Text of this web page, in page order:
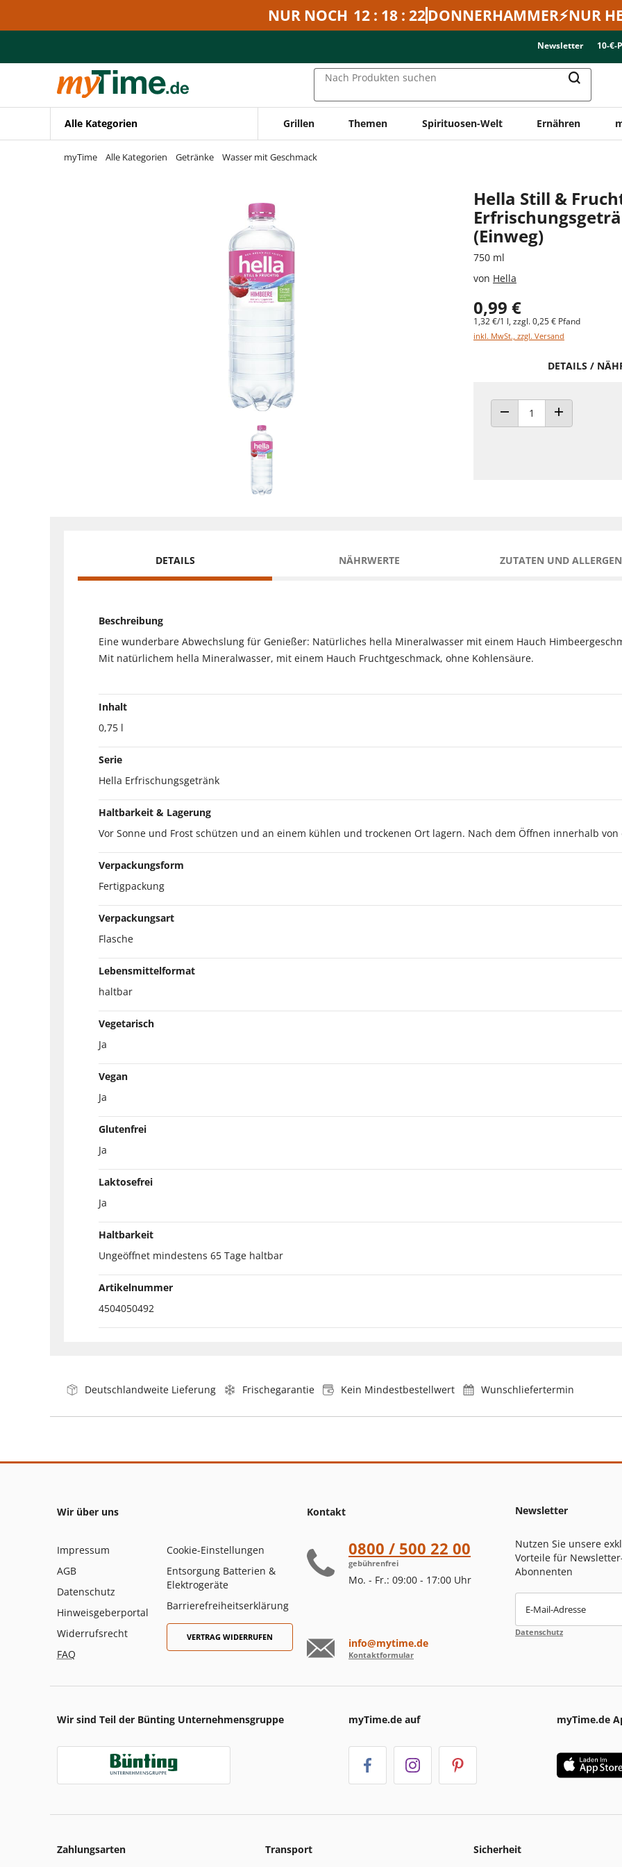
Zur Navigation springen
NUR NOCH 12 : 18 : 22DONNERHAMMER⚡NUR
Newsletter 10-€-
Nach Produkten suchen
Alle Kategorien Grillen Themen Spirituosen-Welt Ernähren
myTime Alle Kategorien Getränke Wasser mit Geschmack
Hella Still &
(Einweg)
750 ml
von Hella
0,99 €
1,32 €/1 l, zzgl. 0,25 € Pfand
inkl. MwSt., zzgl. Versand
DETAILS /
ANZAHL VERRINGERN
ANZAHL
DETAILS NÄHRWERTE ZUTATEN UND
Beschreibung
Eine wunderbare Abwechslung für Genießer: Natürliches hella Mineralwasser mit einem Hauch
Mit natürlichem hella Mineralwasser, mit einem Hauch Fruchtgeschmack, ohne Kohlensäure.
Inhalt
0,75 l
Serie
Hella Erfrischungsgetränk
Haltbarkeit & Lagerung
Vor Sonne und Frost schützen und an einem kühlen und trockenen Ort lagern. Nach dem Öffnen innerhalb
Verpackungsform
Fertigpackung
Verpackungsart
Flasche
Lebensmittelformat
haltbar
Vegetarisch
Ja
Vegan
Ja
Glutenfrei
Ja
Laktosefrei
Ja
Haltbarkeit
Ungeöffnet mindestens 65 Tage haltbar
Artikelnummer
4504050492
Deutschlandweite Lieferung Frischegarantie Kein Mindestbestellwert Wunschliefertermin
Wir über uns
Impressum
AGB
Datenschutz
Hinweisgeberportal
Widerrufsrecht
FAQ
Cookie-Einstellungen
Entsorgung Batterien &
Elektrogeräte
Barrierefreiheitserklärung
VERTRAG WIDERRUFEN
Kontakt
0800 / 500 22 00
gebührenfrei
Mo. - Fr.: 09:00 - 17:00 Uhr
info@mytime.de
Kontaktformular
Newsletter
Nutzen Sie unsere
Vorteile für
Abonnenten
E-Mail-Adresse
Datenschutz
Wir sind Teil der Bünting Unternehmensgruppe myTime.de auf myTime.de
Zahlungsarten Transport Sicherheit